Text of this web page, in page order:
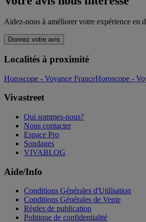
Aidez-nous à améliorer votre expérience en
Donnez votre avis
Localités à proximité
Horoscope - Voyance FranceHoroscope -
Vivastreet
Qui sommes-nous?
Nous contacter
Espace Pro
Sondages
VIVABLOG
Aide/Info
Conditions Générales d'Utilisation
Conditions Générales de Vente
Règles de publication
Politique de confidentialité